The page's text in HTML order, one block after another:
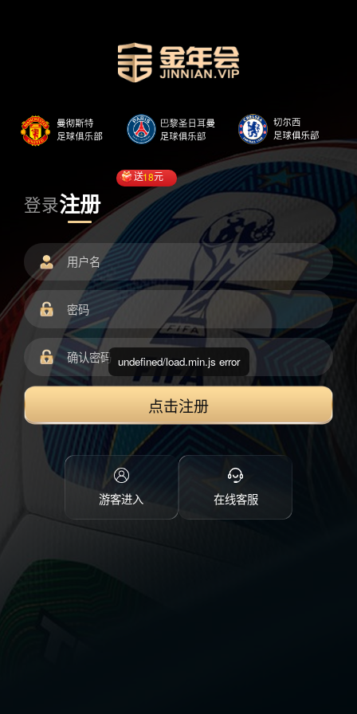
登录注册
送18元
点击注册
游客进入 在线客服
undefined/load.min.js error